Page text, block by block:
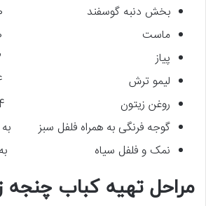
بخش دنبه گوسفند 200 گرم
ماست 200 گرم
پیاز 2 عدد
لیمو ترش 4 عدد
روغن زیتون 4 قاشق غذاخوری
گوجه فرنگی به همراه فلفل سبز به
نمک و فلفل سیاه به
مراحل تهیه کباب چنجه